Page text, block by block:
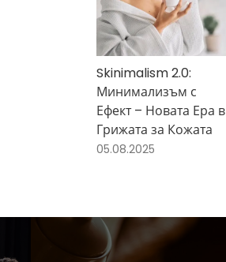
Skinimalism 2.0:
Минимализъм с
Ефект – Новата Ера в
Грижата за Кожата
05.08.2025